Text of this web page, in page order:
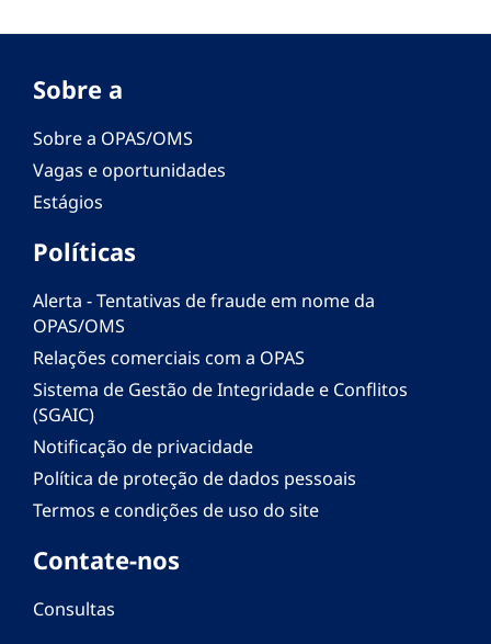
Sobre a
Sobre a OPAS/OMS
Vagas e oportunidades
Estágios
Políticas
Alerta - Tentativas de fraude em nome da
OPAS/OMS
Relações comerciais com a OPAS
Sistema de Gestão de Integridade e Conflitos
(SGAIC)
Notificação de privacidade
Política de proteção de dados pessoais
Termos e condições de uso do site
Contate-nos
Consultas